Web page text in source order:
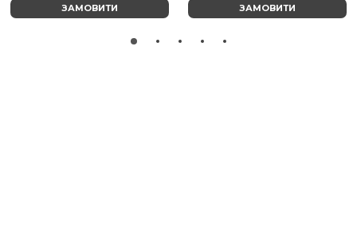
ЗАМОВИТИ ЗАМОВИТИ